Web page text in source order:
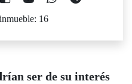
16
ser de su interés